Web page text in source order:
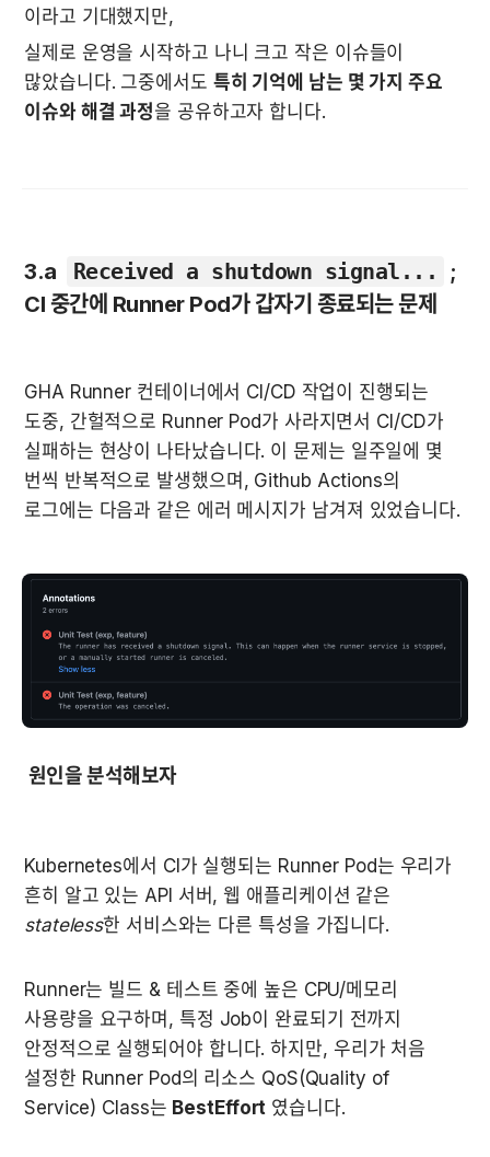
실제로 운영을 시작하고 나니 크고 작은 이슈들이
많았습니다. 그중에서도 특히 기억에 남는 몇 가지 주요
이슈와 해결 과정을 공유하고자 합니다.
3.a Received a shutdown signal...
;
CI 중간에 Runner Pod가 갑자기 종료되는 문제
GHA Runner 컨테이너에서 CI/CD 작업이 진행되는
도중, 간헐적으로 Runner Pod가 사라지면서 CI/CD가
실패하는 현상이 나타났습니다. 이 문제는 일주일에 몇
번씩 반복적으로 발생했으며, Github Actions의
로그에는 다음과 같은 에러 메시지가 남겨져 있었습니다.
원인을 분석해보자
Kubernetes에서 CI가 실행되는 Runner Pod는 우리가
stateless
Runner는 빌드 & 테스트 중에 높은 CPU/메모리
사용량을 요구하며, 특정 Job이 완료되기 전까지
안정적으로 실행되어야 합니다. 하지만, 우리가 처음
설정한 Runner Pod의 리소스 QoS(Quality of
Service) Class는 BestEffort 였습니다.